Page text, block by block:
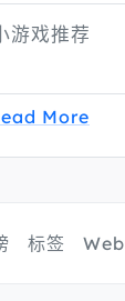
游戏推荐
More
标签 Web